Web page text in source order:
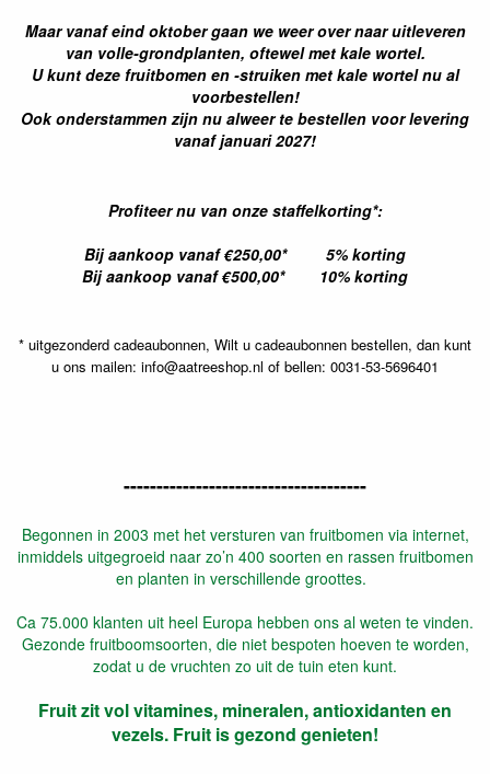
Maar vanaf eind oktober gaan we weer over naar uitleveren
van volle-grondplanten, oftewel met kale wortel.
U kunt deze fruitbomen en -struiken met kale wortel nu al
voorbestellen!
Ook onderstammen zijn nu alweer te bestellen voor levering
vanaf januari 2027!
Profiteer nu van onze staffelkorting*:
Bij aankoop vanaf €250,00* 5% korting
Bij aankoop vanaf €500,00* 10% korting
* uitgezonderd cadeaubonnen, Wilt u cadeaubonnen bestellen, dan kunt
u ons mailen: info@aatreeshop.nl of bellen: 0031-53-5696401
-------------------------------------
Begonnen in 2003 met het versturen van fruitbomen via internet,
inmiddels uitgegroeid naar zo’n 400 soorten en rassen fruitbomen
en planten in verschillende groottes.
Ca 75.000 klanten uit heel Europa hebben ons al weten te vinden.
Gezonde fruitboomsoorten, die niet bespoten hoeven te worden,
zodat u de vruchten zo uit de tuin eten kunt.
Fruit zit vol vitamines, mineralen, antioxidanten en
vezels. Fruit is gezond genieten!